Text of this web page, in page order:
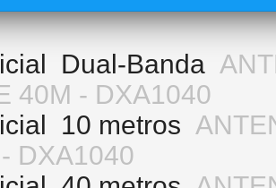
Dual-Banda
40M - DXA1040
10 metros
DXA1040